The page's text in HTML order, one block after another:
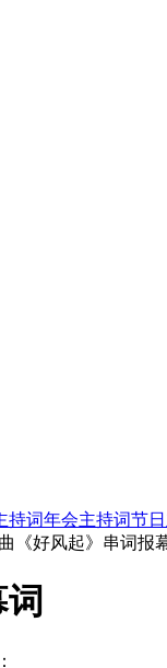
持词年会主持词节
《好风起》串词报